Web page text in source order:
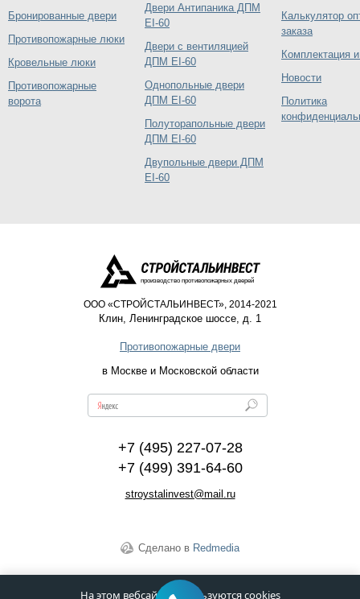
Бронированные двери
Противопожарные люки
Кровельные люки
Противопожарные
ворота
Двери Антипаника ДПМ
EI-60
Двери с вентиляцией
ДПМ EI-60
Однопольные двери
ДПМ EI-60
Полуторапольные двери
ДПМ EI-60
Двупольные двери ДПМ
EI-60
Калькулятор
заказа
Комплектация
Новости
Политика
производство противопожарных дверей
ООО «СТРОЙСТАЛЬИНВЕСТ», 2014-2021
Клин Ленинградское шоссе, д. 1
Противопожарные двери
в Москве и Московской области
+7 (495) 227-07-28
+7 (499) 391-64-60
stroystalinvest@mail.ru
Сделано в Redmedia
На этом вебсайте используются cookies